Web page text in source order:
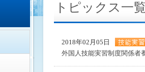
トピックス一
2018年02月05日
外国人技能実習制度関係者